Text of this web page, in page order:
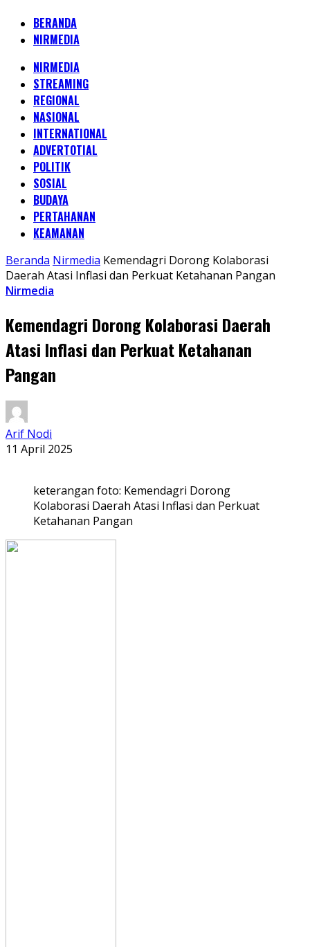
BERANDA
NIRMEDIA
NIRMEDIA
STREAMING
REGIONAL
NASIONAL
INTERNATIONAL
ADVERTOTIAL
POLITIK
SOSIAL
BUDAYA
PERTAHANAN
KEAMANAN
Beranda Nirmedia Kemendagri Dorong Kolaborasi
Daerah Atasi Inflasi dan Perkuat Ketahanan Pangan
Nirmedia
Kemendagri Dorong Kolaborasi Daerah
Atasi Inflasi dan Perkuat Ketahanan
Pangan
Arif Nodi
11 April 2025
keterangan foto: Kemendagri Dorong
Kolaborasi Daerah Atasi Inflasi dan Perkuat
Ketahanan Pangan